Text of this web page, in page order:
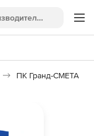
ПК Гранд-СМЕТА